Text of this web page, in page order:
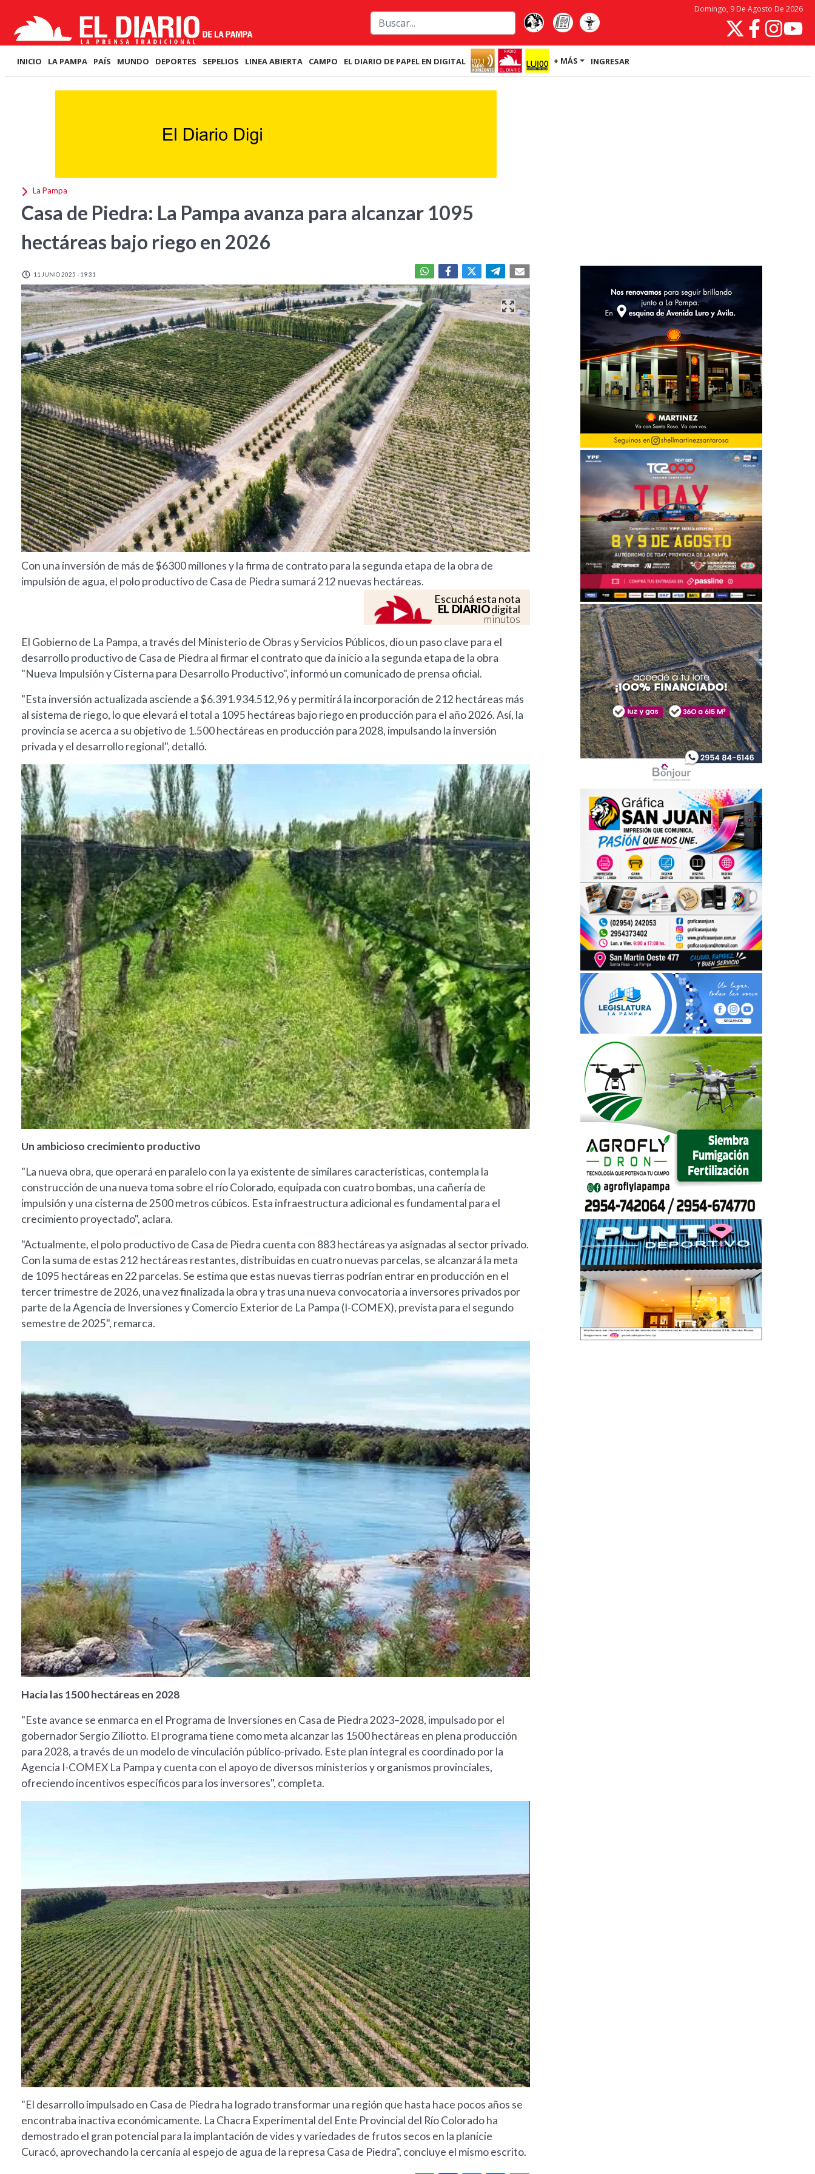
Domingo, 9 De Agosto De 2026
INICIO LA PAMPA PAÍS MUNDO DEPORTES SEPELIOS LINEA ABIERTA CAMPO EL DIARIO DE PAPEL EN DIGITAL + MÁS INGRESAR
La Pampa
Casa de Piedra: La Pampa avanza para alcanzar 1095
hectáreas bajo riego en 2026
11 JUNIO 2025 - 19:31
Con una inversión de más de $6300 millones y la firma de contrato para la segunda etapa de la obra de
impulsión de agua, el polo productivo de Casa de Piedra sumará 212 nuevas hectáreas.
Escuchá esta nota
EL DIARIOdigital
minutos
El Gobierno de La Pampa, a través del Ministerio de Obras y Servicios Públicos, dio un paso clave para el
desarrollo productivo de Casa de Piedra al firmar el contrato que da inicio a la segunda etapa de la obra
"Nueva Impulsión y Cisterna para Desarrollo Productivo", informó un comunicado de prensa oficial.
"Esta inversión actualizada asciende a $6.391.934.512,96 y permitirá la incorporación de 212 hectáreas más
al sistema de riego, lo que elevará el total a 1095 hectáreas bajo riego en producción para el año 2026. Así, la
provincia se acerca a su objetivo de 1.500 hectáreas en producción para 2028, impulsando la inversión
privada y el desarrollo regional", detalló.
Un ambicioso crecimiento productivo
"La nueva obra, que operará en paralelo con la ya existente de similares características, contempla la
construcción de una nueva toma sobre el río Colorado, equipada con cuatro bombas, una cañería de
impulsión y una cisterna de 2500 metros cúbicos. Esta infraestructura adicional es fundamental para el
crecimiento proyectado", aclara.
"Actualmente, el polo productivo de Casa de Piedra cuenta con 883 hectáreas ya asignadas al sector privado.
Con la suma de estas 212 hectáreas restantes, distribuidas en cuatro nuevas parcelas, se alcanzará la meta
de 1095 hectáreas en 22 parcelas. Se estima que estas nuevas tierras podrían entrar en producción en el
tercer trimestre de 2026, una vez finalizada la obra y tras una nueva convocatoria a inversores privados por
parte de la Agencia de Inversiones y Comercio Exterior de La Pampa (I-COMEX), prevista para el segundo
semestre de 2025", remarca.
Hacia las 1500 hectáreas en 2028
"Este avance se enmarca en el Programa de Inversiones en Casa de Piedra 2023–2028, impulsado por el
gobernador Sergio Ziliotto. El programa tiene como meta alcanzar las 1500 hectáreas en plena producción
para 2028, a través de un modelo de vinculación público-privado. Este plan integral es coordinado por la
Agencia I-COMEX La Pampa y cuenta con el apoyo de diversos ministerios y organismos provinciales,
ofreciendo incentivos específicos para los inversores", completa.
"El desarrollo impulsado en Casa de Piedra ha logrado transformar una región que hasta hace pocos años se
encontraba inactiva económicamente. La Chacra Experimental del Ente Provincial del Río Colorado ha
demostrado el gran potencial para la implantación de vides y variedades de frutos secos en la planicie
Curacó, aprovechando la cercanía al espejo de agua de la represa Casa de Piedra", concluye el mismo escrito.